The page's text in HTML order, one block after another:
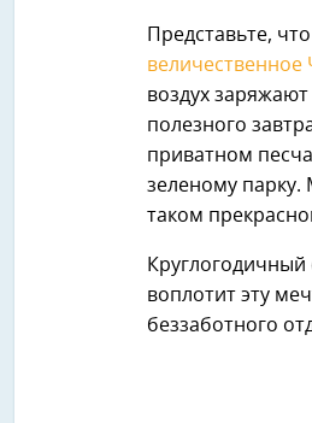
Представьте,
воздух
полезного
приватном
зеленому парку.
таком
воплотит эту
беззаботного